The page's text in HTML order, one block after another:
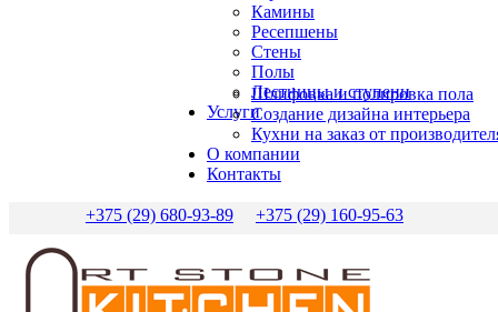
Камины
Ресепшены
Стены
Полы
Лестницы и ступени
Услуги
Шлифовка и полировка пола
Создание дизайна интерьера
Кухни на заказ от
О компании
Контакты
+375 (29) 680-93-89 +375 (29) 160-95-63